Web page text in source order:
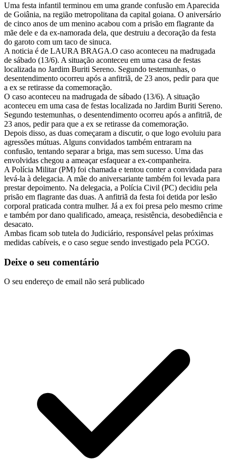
Uma festa infantil terminou em uma grande confusão em Aparecida
de Goiânia, na região metropolitana da capital goiana. O aniversário
de cinco anos de um menino acabou com a prisão em flagrante da
mãe dele e da ex-namorada dela, que destruiu a decoração da festa
do garoto com um taco de sinuca.
A noticia é de LAURA BRAGA.O caso aconteceu na madrugada
de sábado (13/6). A situação aconteceu em uma casa de festas
localizada no Jardim Buriti Sereno. Segundo testemunhas, o
desentendimento ocorreu após a anfitriã, de 23 anos, pedir para que
a ex se retirasse da comemoração.
O caso aconteceu na madrugada de sábado (13/6). A situação
aconteceu em uma casa de festas localizada no Jardim Buriti Sereno.
Segundo testemunhas, o desentendimento ocorreu após a anfitriã, de
23 anos, pedir para que a ex se retirasse da comemoração.
Depois disso, as duas começaram a discutir, o que logo evoluiu para
agressões mútuas. Alguns convidados também entraram na
confusão, tentando separar a briga, mas sem sucesso. Uma das
envolvidas chegou a ameaçar esfaquear a ex-companheira.
A Polícia Militar (PM) foi chamada e tentou conter a convidada para
levá-la à delegacia. A mãe do aniversariante também foi levada para
prestar depoimento. Na delegacia, a Polícia Civil (PC) decidiu pela
prisão em flagrante das duas. A anfitriã da festa foi detida por lesão
corporal praticada contra mulher. Já a ex foi presa pelo mesmo crime
e também por dano qualificado, ameaça, resistência, desobediência e
desacato.
Ambas ficam sob tutela do Judiciário, responsável pelas próximas
medidas cabíveis, e o caso segue sendo investigado pela PCGO.
Deixe o seu comentário
O seu endereço de email não será publicado